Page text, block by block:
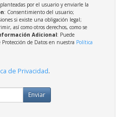
por el usuario y enviarle la
: Consentimiento del usuario;
si existe una obligación legal;
así como otros derechos, como se
Adicional: Puede
de Datos en nuestra Política
de Privacidad.
Enviar